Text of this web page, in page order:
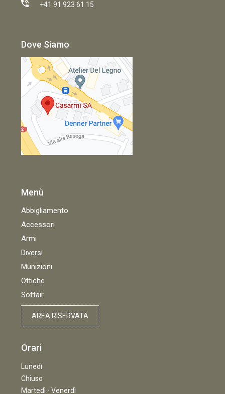
+41 91 923 61 15
Dove Siamo
Menù
Abbigliamento
Accessori
Armi
Diversi
Munizioni
Ottiche
Softair
AREA RISERVATA
Orari
Lunedì
Chiuso
Martedì - Venerdì